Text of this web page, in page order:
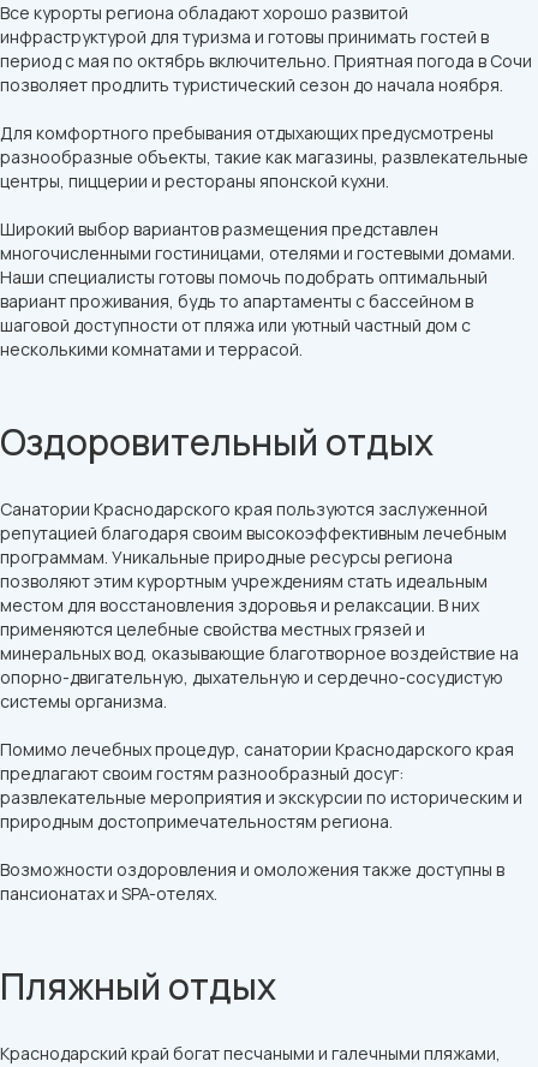
Все курорты региона обладают хорошо развитой
инфраструктурой для туризма и готовы принимать гостей в
период с мая по октябрь включительно. Приятная погода в Сочи
позволяет продлить туристический сезон до начала ноября.
Для комфортного пребывания отдыхающих предусмотрены
разнообразные объекты, такие как магазины, развлекательные
центры, пиццерии и рестораны японской кухни.
Широкий выбор вариантов размещения представлен
многочисленными гостиницами, отелями и гостевыми домами.
Наши специалисты готовы помочь подобрать оптимальный
вариант проживания, будь то апартаменты с бассейном в
шаговой доступности от пляжа или уютный частный дом с
несколькими комнатами и террасой.
Оздоровительный отдых
Санатории Краснодарского края пользуются заслуженной
репутацией благодаря своим высокоэффективным лечебным
программам. Уникальные природные ресурсы региона
позволяют этим курортным учреждениям стать идеальным
местом для восстановления здоровья и релаксации. В них
применяются целебные свойства местных грязей и
минеральных вод, оказывающие благотворное воздействие на
опорно-двигательную, дыхательную и сердечно-сосудистую
системы организма.
Помимо лечебных процедур, санатории Краснодарского края
предлагают своим гостям разнообразный досуг:
развлекательные мероприятия и экскурсии по историческим и
природным достопримечательностям региона.
Возможности оздоровления и омоложения также доступны в
пансионатах и SPA-отелях.
Пляжный отдых
Краснодарский край богат песчаными и галечными пляжами,